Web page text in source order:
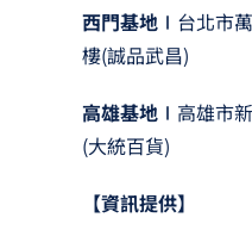
西門基地∣ 台北市
樓(誠品武昌)
高雄基地∣ 高雄市
(大統百貨)
【資訊提供】